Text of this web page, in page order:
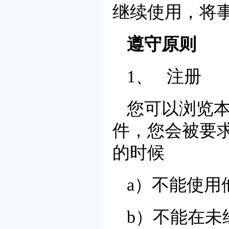
继续使用，将
遵守原则
1、 注册
您可以浏览
件，您会被要
的时候
a）不能使用
b）不能在未